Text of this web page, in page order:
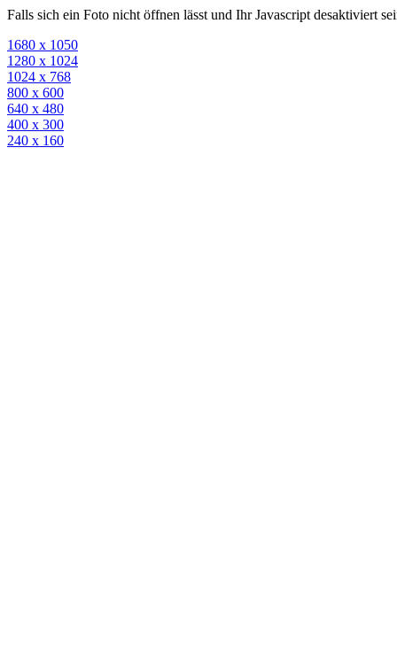
Falls sich ein Foto nicht öffnen lässt und Ihr Javascript desaktiviert
1680 x 1050
1280 x 1024
1024 x 768
800 x 600
640 x 480
400 x 300
240 x 160